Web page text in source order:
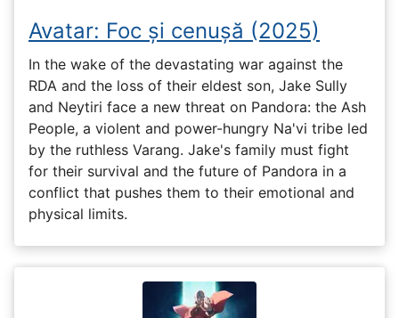
Avatar: Foc și cenușă (2025)
In the wake of the devastating war against the
RDA and the loss of their eldest son, Jake Sully
and Neytiri face a new threat on Pandora: the Ash
People, a violent and power-hungry Na'vi tribe led
by the ruthless Varang. Jake's family must fight
for their survival and the future of Pandora in a
conflict that pushes them to their emotional and
physical limits.